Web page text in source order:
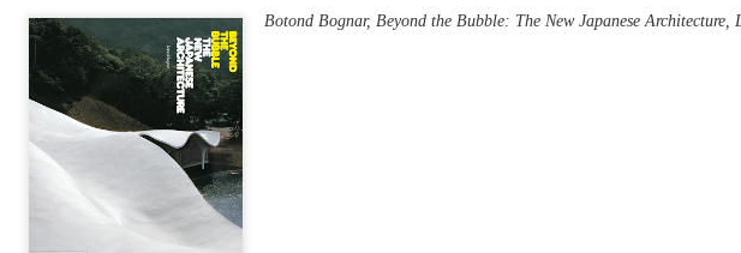
Botond Bognar, Beyond the Bubble: The New Japanese Architecture,
OCT
16
ARA ARQUITECTURA - ARA CRÍTICA / FREDY
MASSAD
Ciclo de conferencias ARA ARQUITECTURA - ARA CRÍTICA
Sesión 13 - Septiembre 2013: FREDY MASSAD
Organizado por ArqinFAD y TRESPA - Trespa Design Centre Barcelona
Comisariado por Eugeni Bach